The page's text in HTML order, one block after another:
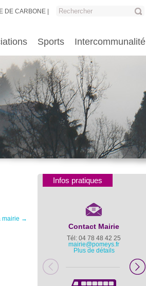
DE CARBONE
Sports Intercommunalité
mairie →
Infos pratiques
Contact Mairie
Tél: 04 78 48 42 25
mairie@pomeys.fr
Plus de détails